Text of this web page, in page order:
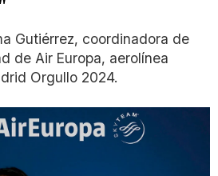
Gutiérrez, coordinadora de
de Air Europa, aerolínea
Orgullo 2024.